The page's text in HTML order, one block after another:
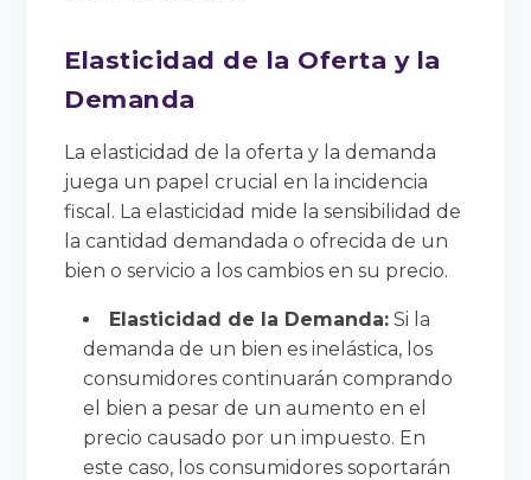
Elasticidad de la Oferta y la
Demanda
La elasticidad de la oferta y la demanda
juega un papel crucial en la incidencia
fiscal. La elasticidad mide la sensibilidad de
la cantidad demandada o ofrecida de un
bien o servicio a los cambios en su precio.
Elasticidad de la Demanda: Si la
demanda de un bien es inelástica, los
consumidores continuarán comprando
el bien a pesar de un aumento en el
precio causado por un impuesto. En
este caso, los consumidores soportarán